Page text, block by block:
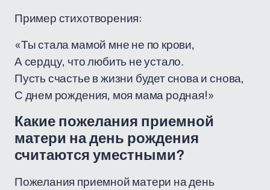
Пример стихотворения:
«Ты стала мамой мне не по крови,
А сердцу, что любить не устало.
Пусть счастье в жизни будет снова и снова,
С днем рождения, моя мама родная!»
Какие пожелания приемной
матери на день рождения
считаются уместными?
Пожелания приемной матери на день